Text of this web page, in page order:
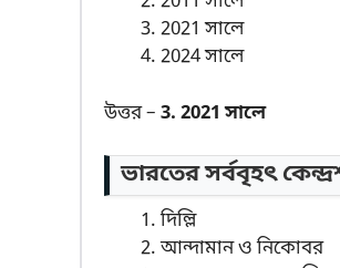
2021 সালে
2024 সালে
উত্তর – 3. 2021 সালে
ভারতের সর্ববৃহৎ
দিল্লি
আন্দামান ও নিকোবর